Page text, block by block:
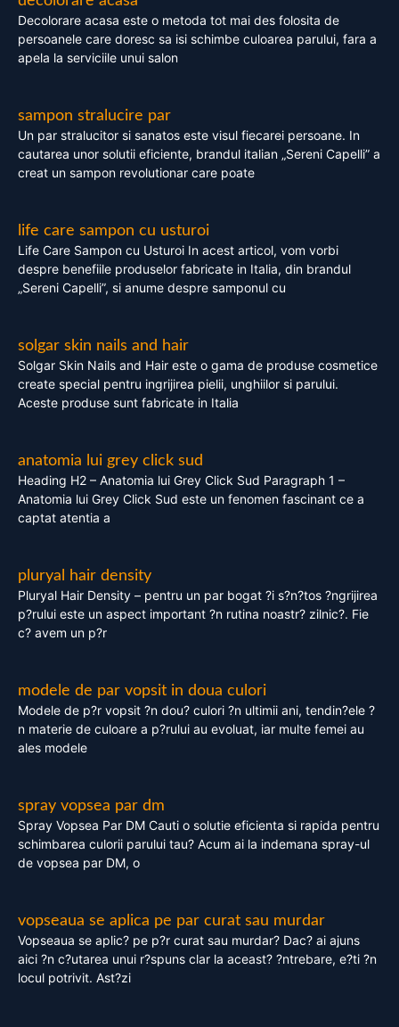
Decolorare acasa este o metoda tot mai des folosita de
persoanele care doresc sa isi schimbe culoarea parului, fara a
apela la serviciile unui salon
sampon stralucire par
Un par stralucitor si sanatos este visul fiecarei persoane. In
cautarea unor solutii eficiente, brandul italian „Sereni Capelli” a
creat un sampon revolutionar care poate
life care sampon cu usturoi
Life Care Sampon cu Usturoi In acest articol, vom vorbi
despre benefiile produselor fabricate in Italia, din brandul
„Sereni Capelli”, si anume despre samponul cu
solgar skin nails and hair
Solgar Skin Nails and Hair este o gama de produse cosmetice
create special pentru ingrijirea pielii, unghiilor si parului.
Aceste produse sunt fabricate in Italia
anatomia lui grey click sud
Heading H2 – Anatomia lui Grey Click Sud Paragraph 1 –
Anatomia lui Grey Click Sud este un fenomen fascinant ce a
captat atentia a
pluryal hair density
Pluryal Hair Density – pentru un par bogat ?i s?n?tos ?ngrijirea
p?rului este un aspect important ?n rutina noastr? zilnic?. Fie
c? avem un p?r
modele de par vopsit in doua culori
Modele de p?r vopsit ?n dou? culori ?n ultimii ani, tendin?ele ?
n materie de culoare a p?rului au evoluat, iar multe femei au
ales modele
spray vopsea par dm
Spray Vopsea Par DM Cauti o solutie eficienta si rapida pentru
schimbarea culorii parului tau? Acum ai la indemana spray-ul
de vopsea par DM, o
vopseaua se aplica pe par curat sau murdar
Vopseaua se aplic? pe p?r curat sau murdar? Dac? ai ajuns
aici ?n c?utarea unui r?spuns clar la aceast? ?ntrebare, e?ti ?n
locul potrivit. Ast?zi